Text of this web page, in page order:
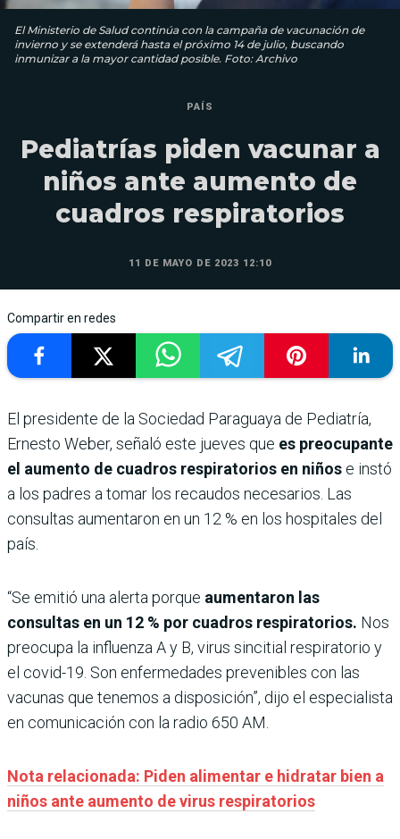
El Ministerio de Salud continúa con la campaña de vacunación de
invierno y se extenderá hasta el próximo 14 de julio, buscando
inmunizar a la mayor cantidad posible. Foto: Archivo
PAÍS
Pediatrías piden vacunar a
niños ante aumento de
cuadros respiratorios
11 DE MAYO DE 2023 12:10
Compartir en redes
El presidente de la Sociedad Paraguaya de Pediatría,
Ernesto Weber, señaló este jueves que es preocupante
el aumento de cuadros respiratorios en niños e instó
a los padres a tomar los recaudos necesarios. Las
consultas aumentaron en un 12 % en los hospitales del
país.
“Se emitió una alerta porque aumentaron las
consultas en un 12 % por cuadros respiratorios. Nos
preocupa la influenza A y B, virus sincitial respiratorio y
el covid-19. Son enfermedades prevenibles con las
vacunas que tenemos a disposición”, dijo el especialista
en comunicación con la radio 650 AM.
Nota relacionada: Piden alimentar e hidratar bien a
niños ante aumento de virus respiratorios